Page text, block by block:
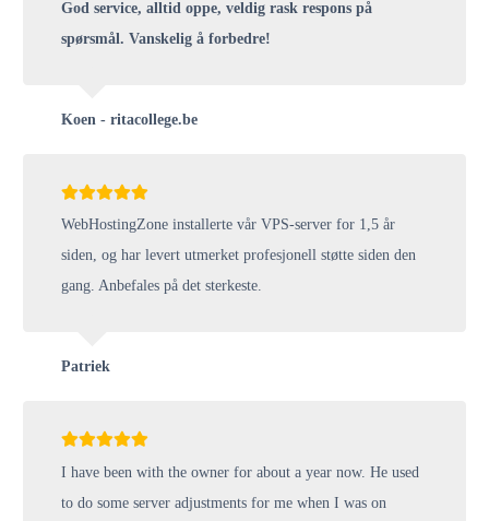
God service, alltid oppe, veldig rask respons på
spørsmål. Vanskelig å forbedre!
Koen - ritacollege.be
WebHostingZone installerte vår VPS-server for 1,5 år
siden, og har levert utmerket profesjonell støtte siden den
gang. Anbefales på det sterkeste.
Patriek
I have been with the owner for about a year now. He used
to do some server adjustments for me when I was on